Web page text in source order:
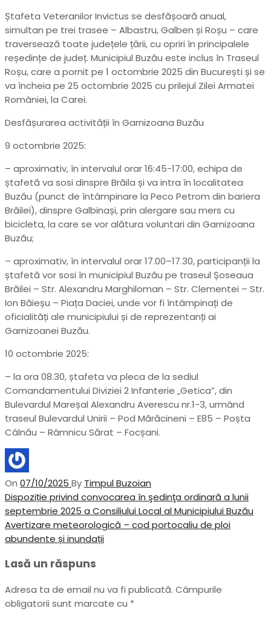
Ștafeta Veteranilor Invictus se desfășoară anual,
simultan pe trei trasee – Albastru, Galben și Roșu – care
traversează toate județele țării, cu opriri în principalele
reședințe de județ. Municipiul Buzău este inclus în Traseul
Roșu, care a pornit pe 1 octombrie 2025 din București și se
va încheia pe 25 octombrie 2025 cu prilejul Zilei Armatei
României, la Carei.
Desfășurarea activității în Garnizoana Buzău
9 octombrie 2025:
– aproximativ, în intervalul orar 16:45-17:00, echipa de
ștafetă va sosi dinspre Brăila și va intra în localitatea
Buzău (punct de întâmpinare la Peco Petrom din bariera
Brăilei), dinspre Galbinași, prin alergare sau mers cu
bicicleta, la care se vor alătura voluntari din Garnizoana
Buzău;
– aproximativ, în intervalul orar 17.00–17.30, participanții la
ștafetă vor sosi în municipiul Buzău pe traseul Șoseaua
Brăilei – Str. Alexandru Marghiloman – Str. Clementei – Str.
Ion Băieșu – Piața Daciei, unde vor fi întâmpinați de
oficialități ale municipiului și de reprezentanți ai
Garnizoanei Buzău.
10 octombrie 2025:
– la ora 08.30, ștafeta va pleca de la sediul
Comandamentului Diviziei 2 Infanterie „Getica”, din
Bulevardul Mareșal Alexandru Averescu nr.1-3, urmând
traseul Bulevardul Unirii – Pod Mărăcineni – E85 – Poșta
Câlnău – Râmnicu Sărat – Focșani.
On 07/10/2025 By Timpul Buzoian
Navigare
în
articole
Previous
Post
Dispoziție privind convocarea în şedinţa ordinară a lunii
septembrie 2025 a Consiliului Local al Municipiului Buzău
Next
Post
Avertizare meteorologică – cod portocaliu de ploi
abundente și inundații
Lasă un răspuns
Adresa ta de email nu va fi publicată. Câmpurile
obligatorii sunt marcate cu *